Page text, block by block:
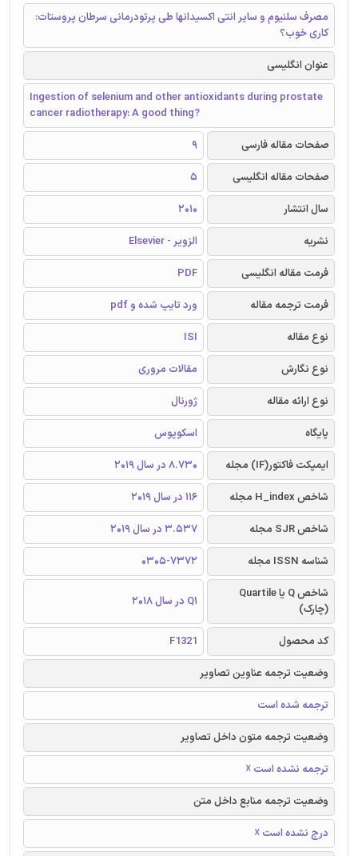
مصرف سلنیوم و سایر انتی اکسیدانها طی پرتودرمانی سرطان پروستات:
کاری خوب؟
عنوان انگلیسی
Ingestion of selenium and other antioxidants during prostate
cancer radiotherapy: A good thing?
صفحات مقاله فارسی
9
صفحات مقاله انگلیسی
5
سال انتشار
2010
نشریه
الزویر - Elsevier
فرمت مقاله انگلیسی
PDF
فرمت ترجمه مقاله
ورد تایپ شده و pdf
نوع مقاله
ISI
نوع نگارش
مقالات مروری
نوع ارائه مقاله
ژورنال
پایگاه
اسکوپوس
ایمپکت فاکتور(IF) مجله
8.730 در سال 2019
شاخص H_index مجله
116 در سال 2019
شاخص SJR مجله
3.537 در سال 2019
شناسه ISSN مجله
0305-7372
شاخص Q یا Quartile
(چارک)
Q1 در سال 2018
کد محصول
F1321
وضعیت ترجمه عناوین تصاویر
ترجمه شده است
وضعیت ترجمه متون داخل تصاویر
ترجمه نشده است ☓
وضعیت ترجمه منابع داخل متن
درج نشده است ☓